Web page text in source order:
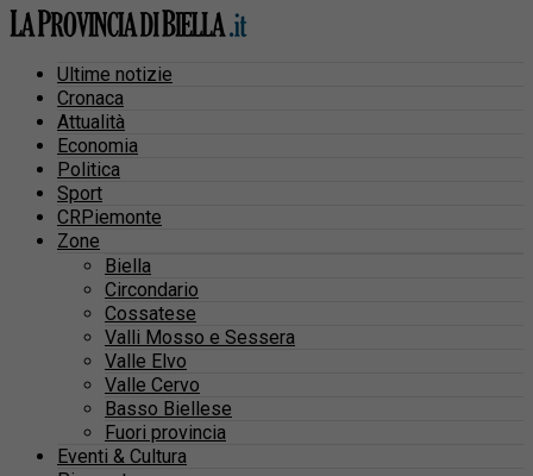
Ultime notizie
Cronaca
Attualità
Economia
Politica
Sport
CRPiemonte
Zone
Biella
Circondario
Cossatese
Valli Mosso e Sessera
Valle Elvo
Valle Cervo
Basso Biellese
Fuori provincia
Eventi & Cultura